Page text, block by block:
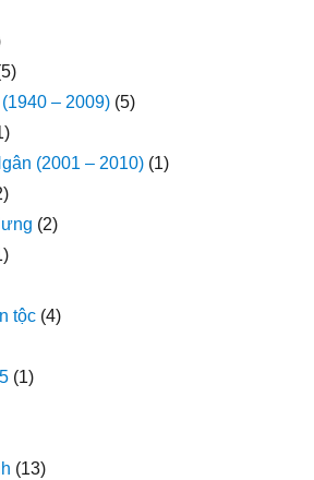
– 2009) (5)
(2001 – 2010) (1)
(2)
tộc (4)
(1)
(13)